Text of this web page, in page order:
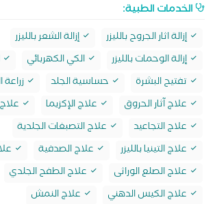
الخدمات الطبية:
إزالة اثار الجروح بالليزر
إزالة الشعر بالليزر
إزالة الوحمات بالليزر
الكي الكهربائي
تفتيح البشرة
حساسية الجلد
علاج آثار الحروق
علاج الإكزيما
علاج التجاعيد
علاج التصبغات الجلدية
علاج التينيا بالليزر
علاج الصدفية
علاج الصلع الوراثى
علاج الطفح الجلدي
علاج الكيس الدهني
علاج النمش